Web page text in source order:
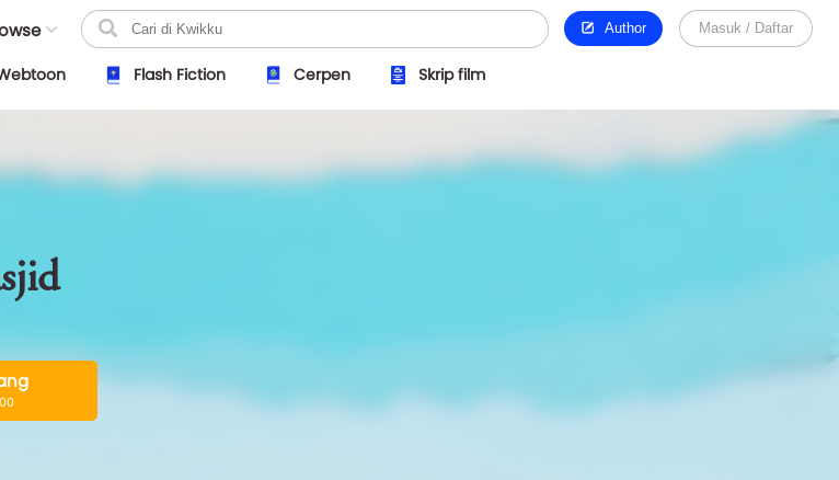
Author Masuk / Daftar
Flash Fiction Cerpen Skrip film